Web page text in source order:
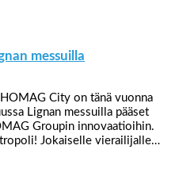
messuilla
City on tänä vuonna
Lignan messuilla pääset
Groupin innovaatioihin.
Jokaiselle vierailijalle…